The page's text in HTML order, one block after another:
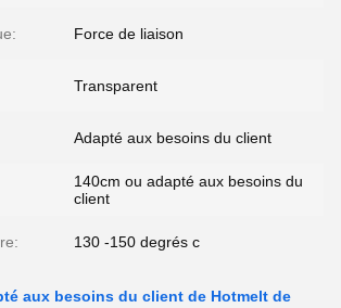
Force de liaison
Transparent
Adapté aux besoins du client
140cm ou adapté aux besoins du
client
130 -150 degrés c
aux besoins du client de Hotmelt de